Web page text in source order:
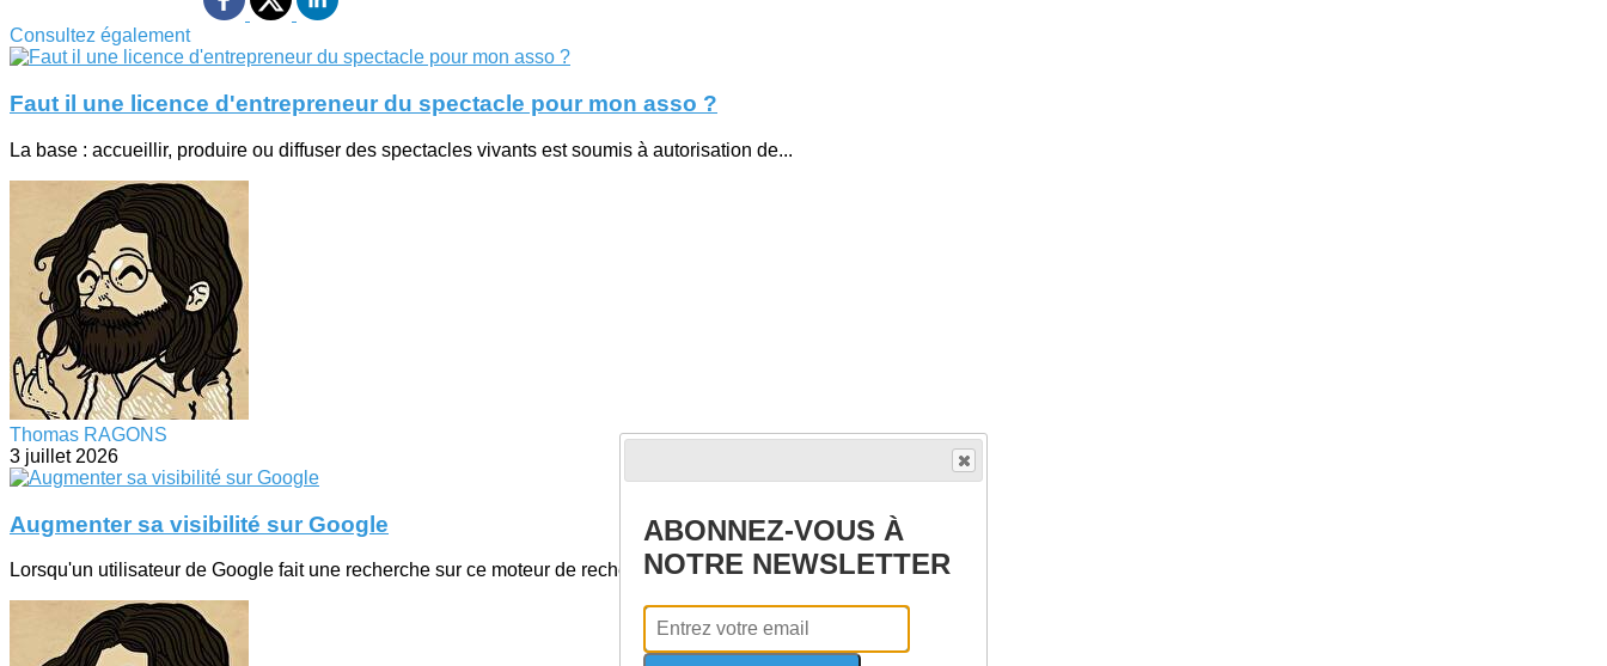
Consultez également
Faut il une licence d'entrepreneur du spectacle pour mon asso ?
La base : accueillir, produire ou diffuser des spectacles vivants est soumis à autorisation de...
Thomas RAGONS
3 juillet 2026
Augmenter sa visibilité sur Google
Lorsqu'un utilisateur de Google fait une recherche sur ce moteur de recherche il va tomber sur...
ABONNEZ-VOUS À
NOTRE NEWSLETTER